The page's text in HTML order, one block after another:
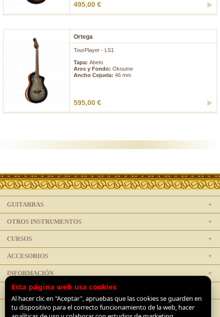
495,00 €
Ortega
TourPlayer - LS1
Tapa: Abeto
Aros y Fondo: Okoume
Ancho Cejuela: 46 mm
595,00 €
GUITARRAS
OTROS INSTRUMENTOS
CURSOS
ACCESORIOS
INFORMACIÓN
LEGAL
Esta página web usa cookies
Al hacer clic en "Aceptar", apruebas que las cookies se guarden en
tu dispositivo para el correcto funcionamiento de la web, hacer